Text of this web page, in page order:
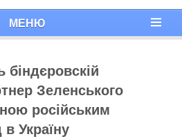
МЕНЮ
біндєровскій
Зеленського
російським
Україну